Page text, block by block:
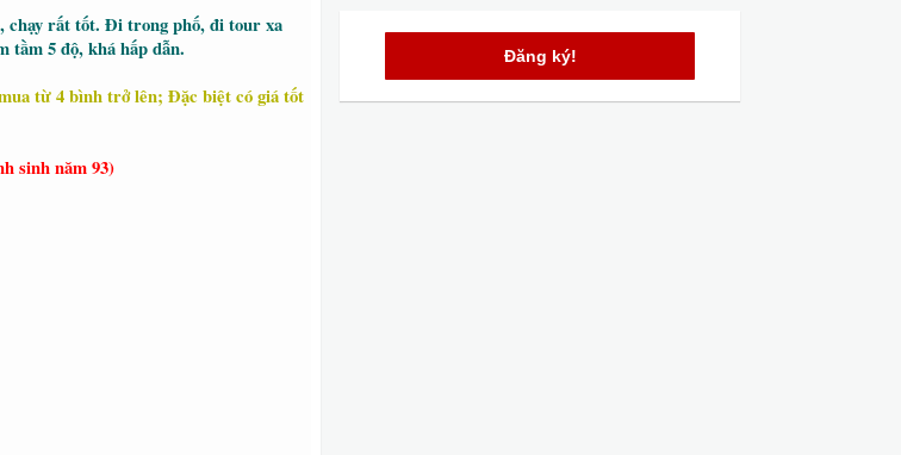
chạy rất tốt. Đi trong phố, đi tour xa
tầm 5 độ, khá hấp dẫn.
từ 4 bình trở lên; Đặc biệt có giá tốt
sinh năm 93)
Đăng ký!